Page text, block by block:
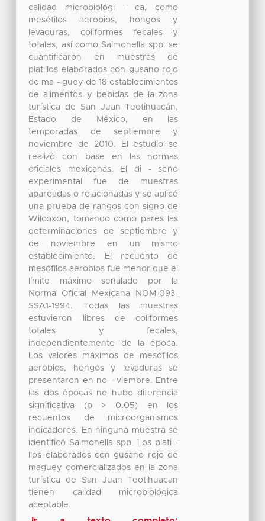
calidad microbiológi - ca, como
mesófilos aerobios, hongos y
levaduras, coliformes fecales y
totales, así como Salmonella spp. se
cuantificaron en muestras de
platillos elaborados con gusano rojo
de ma - guey de 18 establecimientos
de alimentos y bebidas de la zona
turística de San Juan Teotihuacán,
Estado de México, en las
temporadas de septiembre y
noviembre de 2010. El estudio se
realizó con base en las normas
oficiales mexicanas. El di - seño
experimental fue de muestras
apareadas o relacionadas y se aplicó
una prueba de rangos con signo de
Wilcoxon, tomando como pares las
determinaciones de septiembre y
de noviembre en un mismo
establecimiento. El recuento de
mesófilos aerobios fue menor que el
límite máximo señalado por la
Norma Oficial Mexicana NOM-093-
SSA1-1994. Todas las muestras
estuvieron libres de coliformes
totales y fecales,
independientemente de la época.
Los valores máximos de mesófilos
aerobios, hongos y levaduras se
presentaron en no - viembre. Entre
las dos épocas no hubo diferencia
significativa (p > 0.05) en los
recuentos de microorganismos
indicadores. En ninguna muestra se
identificó Salmonella spp. Los plati -
llos elaborados con gusano rojo de
maguey comercializados en la zona
turística de San Juan Teotihuacan
tienen calidad microbiológica
aceptable.